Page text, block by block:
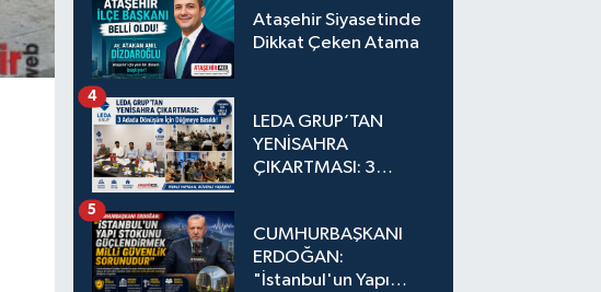
Ataşehir Siyasetinde
Dikkat Çeken Atama
LEDA GRUP’TAN
YENİSAHRA
ÇIKARTMASI: 3
4
CUMHURBAŞKANI
ERDOĞAN:
"İstanbul'un Yapı
5